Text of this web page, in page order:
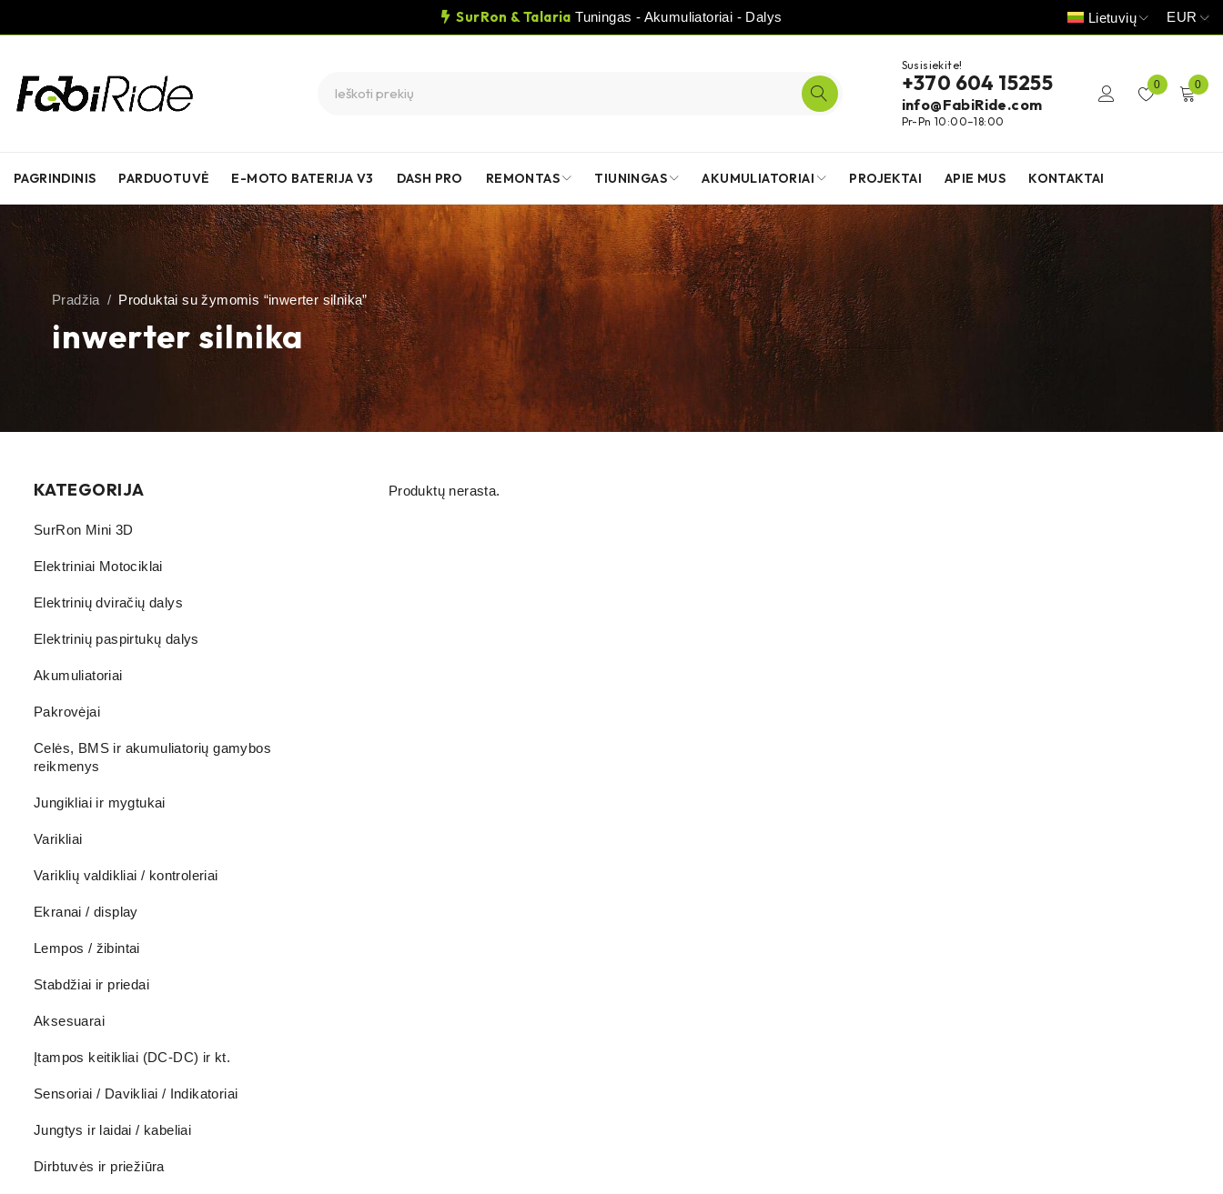
SurRon & Talaria Tuningas - Akumuliatoriai - Dalys Lietuvių EUR
Susisiekite!
+370 604 15255
info@FabiRide.com
Pr-Pn 10:00–18:00
0 0
PAGRINDINIS PARDUOTUVĖ E-MOTO BATERIJA V3 DASH PRO REMONTAS TIUNINGAS AKUMULIATORIAI PROJEKTAI APIE MUS KONTAKTAI
inwerter silnika
Pradžia / Produktai su žymomis “inwerter silnika”
KATEGORIJA
SurRon Mini 3D
Elektriniai Motociklai
Elektrinių dviračių dalys
Elektrinių paspirtukų dalys
Akumuliatoriai
Pakrovėjai
Celės, BMS ir akumuliatorių gamybos
reikmenys
Jungikliai ir mygtukai
Varikliai
Variklių valdikliai / kontroleriai
Ekranai / display
Lempos / žibintai
Stabdžiai ir priedai
Aksesuarai
Įtampos keitikliai (DC-DC) ir kt.
Sensoriai / Davikliai / Indikatoriai
Jungtys ir laidai / kabeliai
Dirbtuvės ir priežiūra
Produktų nerasta.